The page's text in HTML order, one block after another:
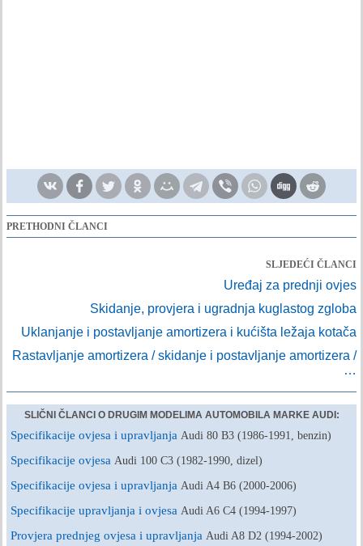
PRETHODNI ČLANCI
SLJEDEĆI ČLANCI
Uređaj za prednji ovjes
Skidanje, provjera i ugradnja kuglastog zgloba
Uklanjanje i postavljanje amortizera i kućišta ležaja kotača
Rastavljanje amortizera / skidanje i postavljanje amortizera /
…
SLIČNI ČLANCI O DRUGIM MODELIMA AUTOMOBILA MARKE AUDI:
Specifikacije ovjesa i upravljanja Audi 80 B3 (1986-1991, benzin)
Specifikacije ovjesa Audi 100 C3 (1982-1990, dizel)
Specifikacije ovjesa i upravljanja Audi A4 B6 (2000-2006)
Specifikacije upravljanja i ovjesa Audi A6 C4 (1994-1997)
Provjera prednjeg ovjesa i upravljanja Audi A8 D2 (1994-2002)